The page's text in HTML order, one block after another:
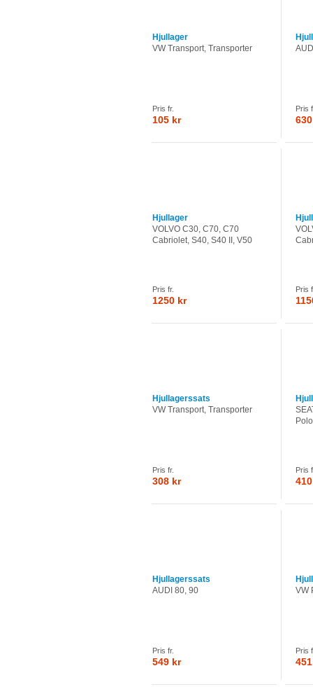
Hjullager
VW Transport, Transporter
Pris fr.
105 kr
Pris
Hjullager
VOLVO C30, C70, C70
Cabriolet, S40, S40 II, V50
Pris fr.
1250 kr
Pris
Hjullagerssats
VW Transport, Transporter
Pris fr.
308 kr
Polo
Pris
Hjullagerssats
AUDI 80, 90
Pris fr.
549 kr
VW
Pris